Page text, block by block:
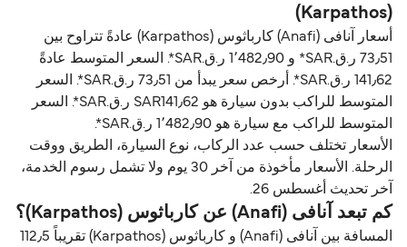
(Karpathos)
أسعار آنافی (Anafi) كارباثوس (Karpathos) عادةً تتراوح بين
73٫51 ر.ق.‏SAR* و 1٬482٫90 ر.ق.‏SAR*. السعر المتوسط عادةً
141٫62 ر.ق.‏SAR*. أرخص سعر يبدأ من 73٫51 ر.ق.‏SAR*. السعر
المتوسط للراكب بدون سيارة هو SAR141٫62 ر.ق.‏SAR*. السعر
المتوسط للراكب مع سيارة هو 1٬482٫90 ر.ق.‏SAR*.
الأسعار تختلف حسب عدد الركاب، نوع السيارة، الطريق ووقت
الرحلة. الأسعار مأخوذة من آخر 30 يوم ولا تشمل رسوم الخدمة،
آخر تحديث أغسطس 26.
كم تبعد آنافی (Anafi) عن كارباثوس (Karpathos)؟
المسافة بين آنافی (Anafi) و كارباثوس (Karpathos) تقريباً 112٫5